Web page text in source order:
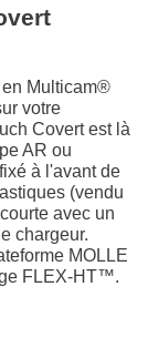
en Multicam®
votre
Covert est là
AR ou
à l'avant de
(vendu
avec un
chargeur.
MOLLE
FLEX-HT™️.